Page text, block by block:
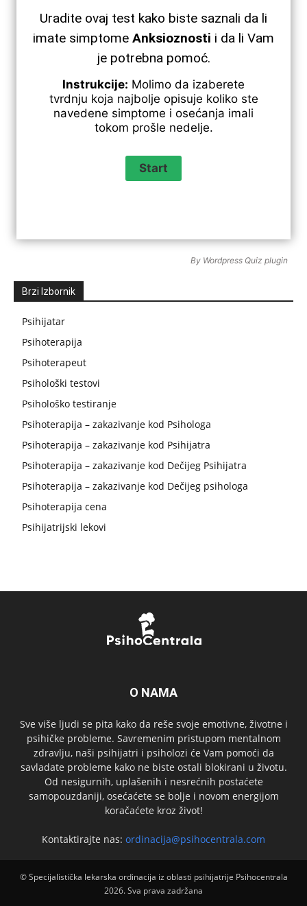
Uradite ovaj test kako biste saznali da li
imate simptome Anksioznosti i da li Vam
je potrebna pomoć.
Instrukcije: Molimo da izaberete
tvrdnju koja najbolje opisuje koliko ste
navedene simptome i osećanja imali
tokom prošle nedelje.
By Wordpress Quiz plugin
Brzi Izbornik
Psihijatar
Psihoterapija
Psihoterapeut
Psihološki testovi
Psihološko testiranje
Psihoterapija – zakazivanje kod Psihologa
Psihoterapija – zakazivanje kod Psihijatra
Psihoterapija – zakazivanje kod Dečijeg Psihijatra
Psihoterapija – zakazivanje kod Dečijeg psihologa
Psihoterapija cena
Psihijatrijski lekovi
O NAMA
Sve više ljudi se pita kako da reše svoje emotivne, životne i
psihičke probleme. Savremenim pristupom mentalnom
zdravlju, naši psihijatri i psiholozi će Vam pomoći da
savladate probleme kako ne biste ostali blokirani u životu.
Od nesigurnih, uplašenih i nesrećnih postaćete
samopouzdaniji, osećaćete se bolje i novom energijom
koračaćete kroz život!
Kontaktirajte nas: ordinacija@psihocentrala.com
© Specijalistička lekarska ordinacija iz oblasti psihijatrije Psihocentrala
2026. Sva prava zadržana